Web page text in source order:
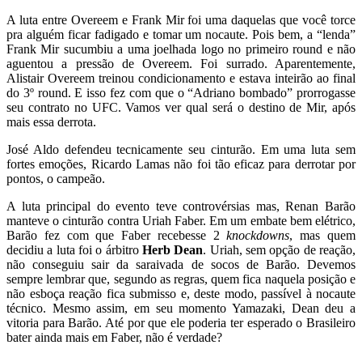
A luta entre Overeem e Frank Mir foi uma daquelas que você torce
pra alguém ficar fadigado e tomar um nocaute. Pois bem, a “lenda”
Frank Mir sucumbiu a uma joelhada logo no primeiro round e não
aguentou a pressão de Overeem. Foi surrado. Aparentemente,
Alistair Overeem treinou condicionamento e estava inteirão ao final
do 3º round. E isso fez com que o “Adriano bombado” prorrogasse
seu contrato no UFC. Vamos ver qual será o destino de Mir, após
mais essa derrota.
José Aldo defendeu tecnicamente seu cinturão. Em uma luta sem
fortes emoções, Ricardo Lamas não foi tão eficaz para derrotar por
pontos, o campeão.
A luta principal do evento teve controvérsias mas, Renan Barão
manteve o cinturão contra Uriah Faber. Em um embate bem elétrico,
Barão fez com que Faber recebesse 2knockdowns, mas quem
decidiu a luta foi o árbitro Herb Dean. Uriah, sem opção de reação,
não conseguiu sair da saraivada de socos de Barão. Devemos
sempre lembrar que, segundo as regras, quem fica naquela posição e
não esboça reação fica submisso e, deste modo, passível à nocaute
técnico. Mesmo assim, em seu momento Yamazaki, Dean deu a
vitoria para Barão. Até por que ele poderia ter esperado o Brasileiro
bater ainda mais em Faber, não é verdade?